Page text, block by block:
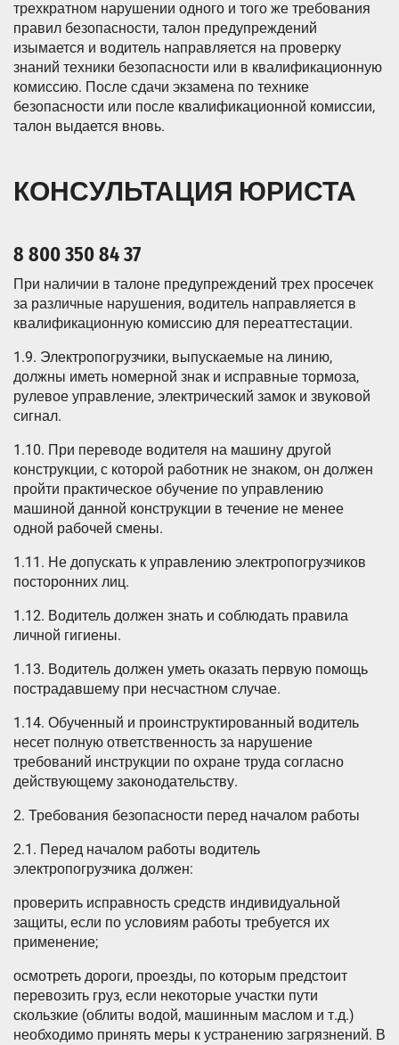
трехкратном нарушении одного и того же требования
правил безопасности, талон предупреждений
изымается и водитель направляется на проверку
знаний техники безопасности или в квалификационную
комиссию. После сдачи экзамена по технике
безопасности или после квалификационной комиссии,
талон выдается вновь.
КОНСУЛЬТАЦИЯ ЮРИСТА
8 800 350 84 37
При наличии в талоне предупреждений трех просечек
за различные нарушения, водитель направляется в
квалификационную комиссию для переаттестации.
1.9. Электропогрузчики, выпускаемые на линию,
должны иметь номерной знак и исправные тормоза,
рулевое управление, электрический замок и звуковой
сигнал.
1.10. При переводе водителя на машину другой
конструкции, с которой работник не знаком, он должен
пройти практическое обучение по управлению
машиной данной конструкции в течение не менее
одной рабочей смены.
1.11. Не допускать к управлению электропогрузчиков
посторонних лиц.
1.12. Водитель должен знать и соблюдать правила
личной гигиены.
1.13. Водитель должен уметь оказать первую помощь
пострадавшему при несчастном случае.
1.14. Обученный и проинструктированный водитель
несет полную ответственность за нарушение
требований инструкции по охране труда согласно
действующему законодательству.
2. Требования безопасности перед началом работы
2.1. Перед началом работы водитель
электропогрузчика должен:
проверить исправность средств индивидуальной
защиты, если по условиям работы требуется их
применение;
осмотреть дороги, проезды, по которым предстоит
перевозить груз, если некоторые участки пути
скользкие (облиты водой, машинным маслом и т.д.)
необходимо принять меры к устранению загрязнений. В